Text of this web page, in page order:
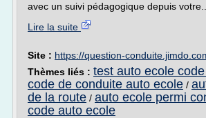
avec un suivi pédagogique depuis votre...
Lire la suite
Site : https://question-
Thèmes liés : test auto ecole
code de conduite auto ecole /
de la route / auto ecole permi
code auto ecole